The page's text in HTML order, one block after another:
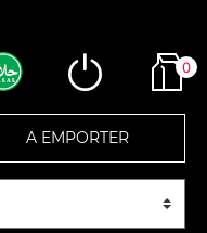
0
A EMPORTER